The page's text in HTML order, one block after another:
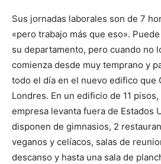
Sus jornadas laborales son de 7
«pero trabajo más que eso».
su departamento, pero cuando no
comienza desde muy temprano y
todo el día en el nuevo edifico que
Londres. En un edificio de 11
empresa levanta fuera de Estados
disponen de gimnasios, 2
veganos y celíacos, salas de
descanso y hasta una sala de